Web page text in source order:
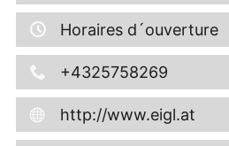
Horaires d´ouverture
+4325758269
http://www.eigl.at